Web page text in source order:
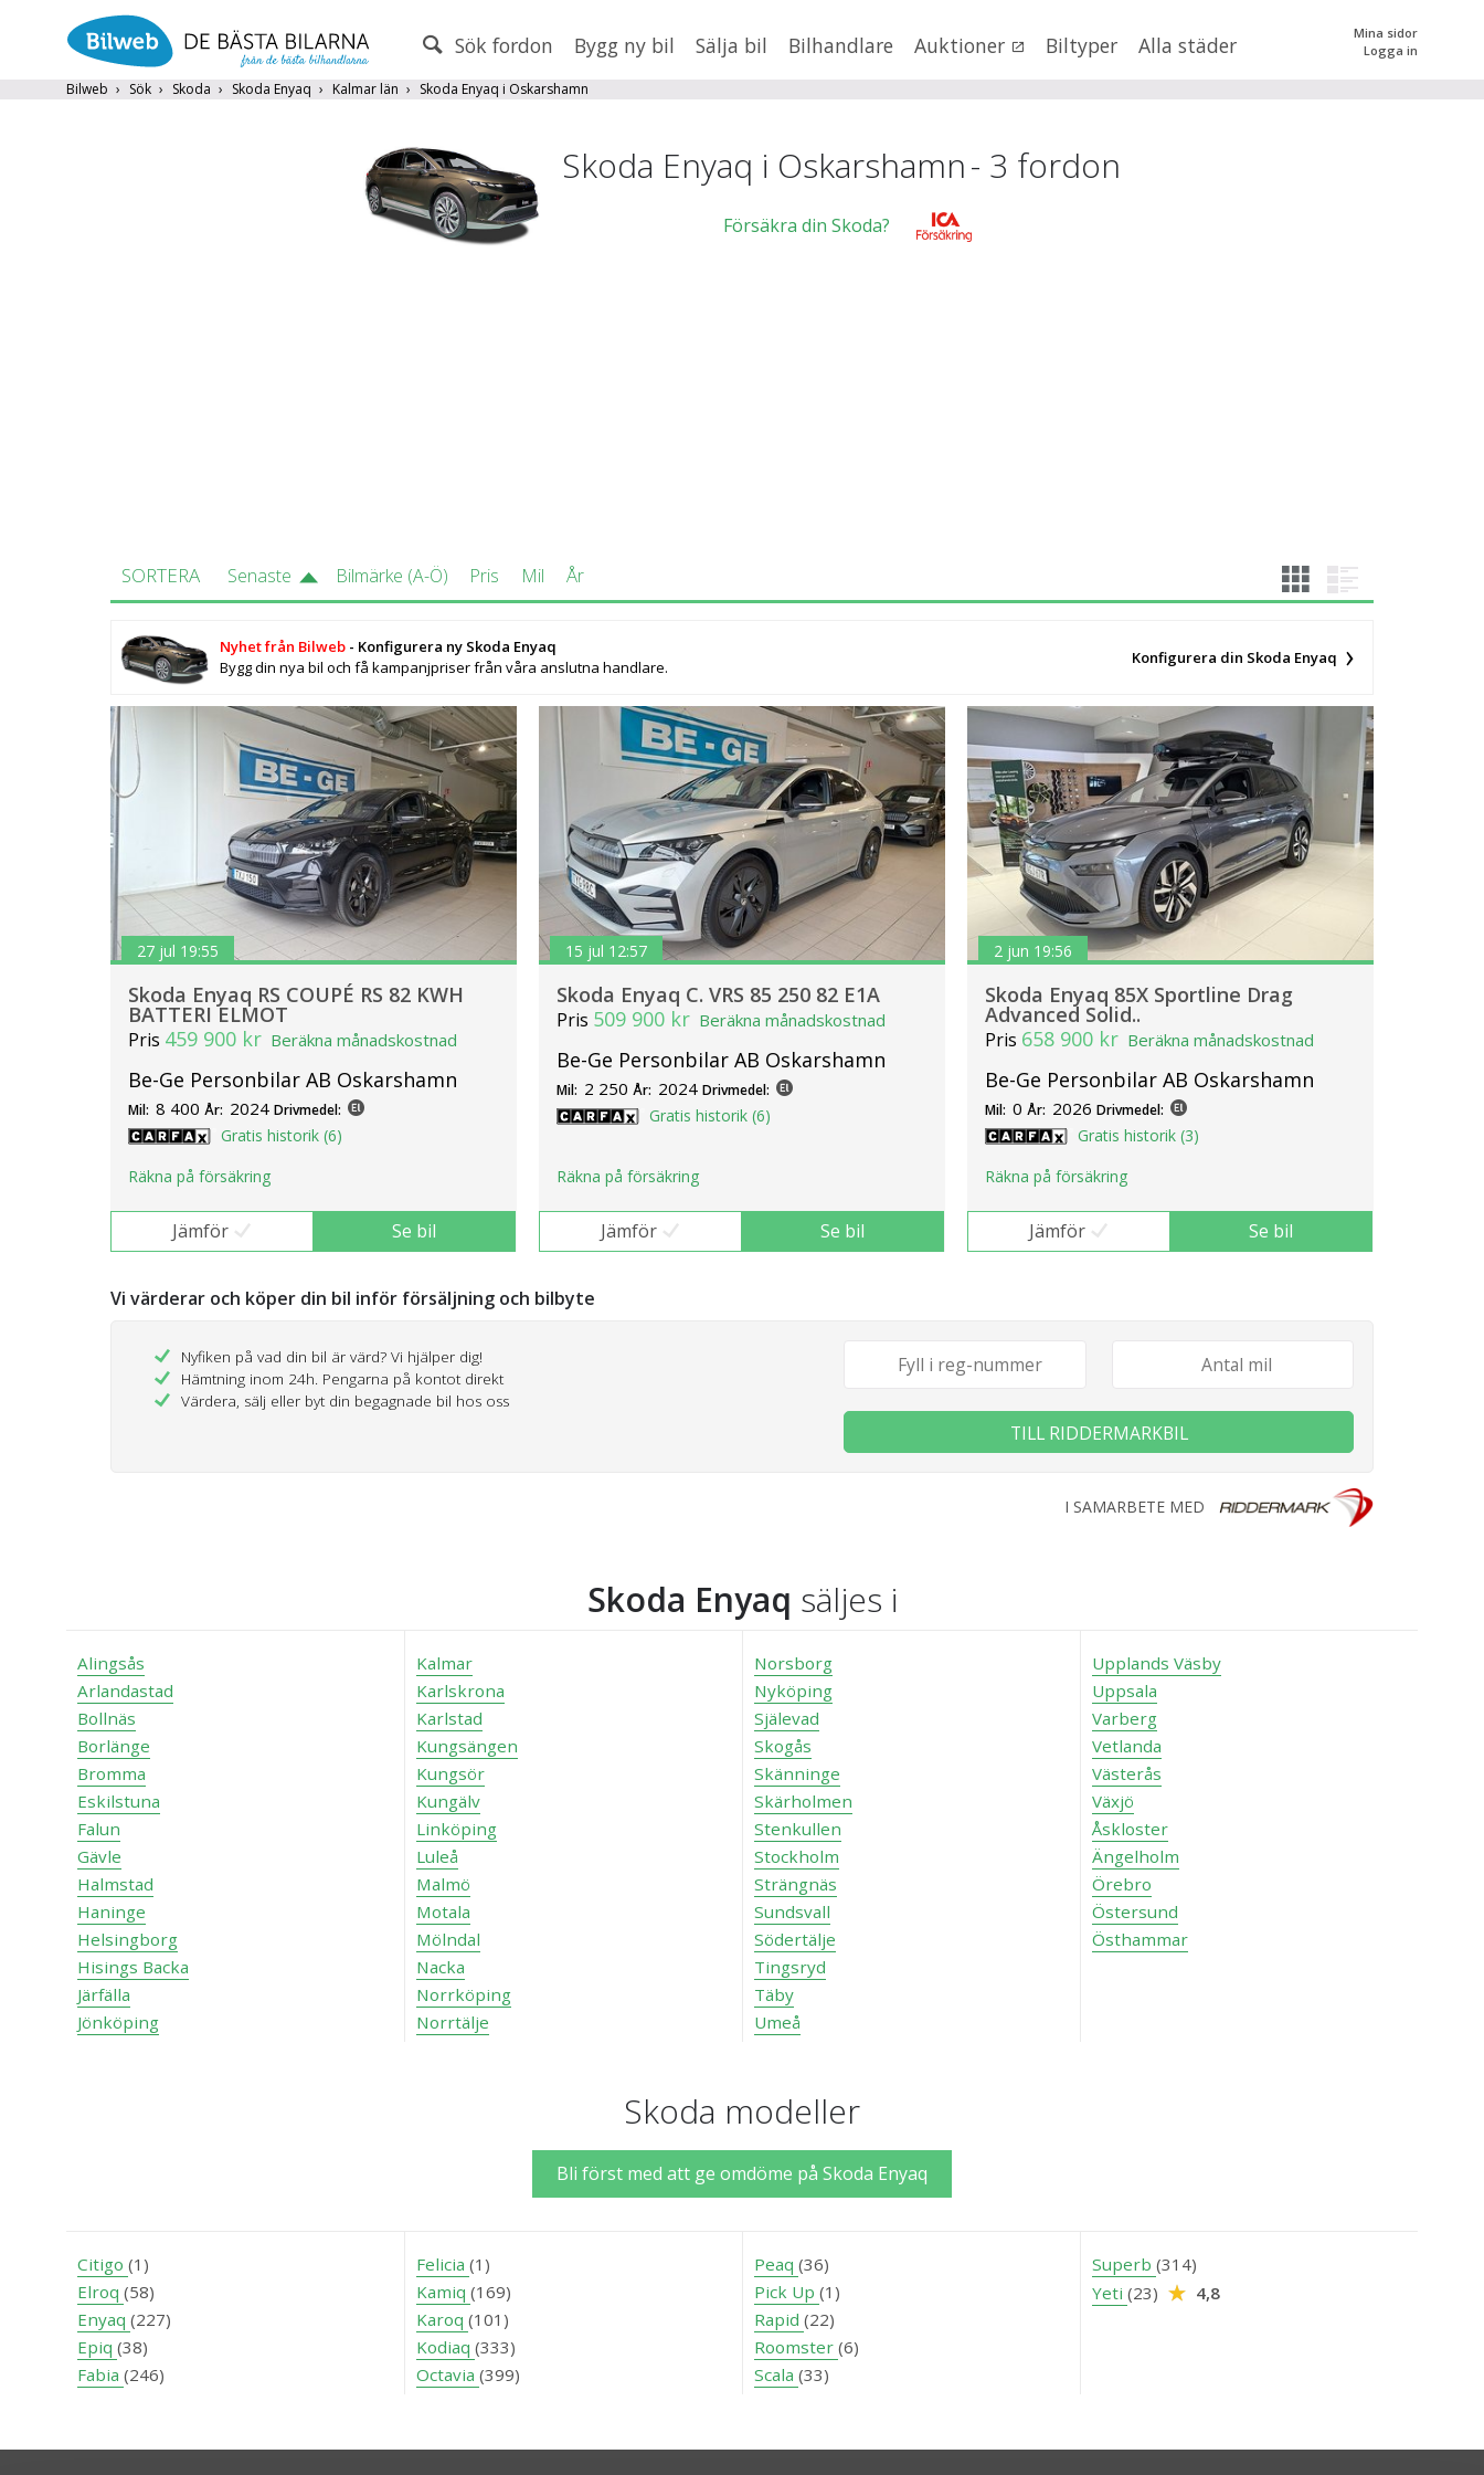
Sök fordon Bygg ny bil Sälja bil Bilhandlare Auktioner Biltyper Alla städer
Mina sidor
Logga in
Bilweb Sök Skoda Skoda Enyaq Kalmar län Skoda Enyaq i Oskarshamn
Endast fordon från MRF-anslutna handlare
Fritext
0 kr tillmer än 500000
Skoda Enyaq i Oskarshamn- 3 fordon
Försäkra din Skoda?
SORTERA Senaste Bilmärke (A-Ö) Pris Mil År
Nyhet från Bilweb - Konfigurera ny Skoda Enyaq
Bygg din nya bil och få kampanjpriser från våra anslutna handlare.
Konfigurera din Skoda Enyaq
27 jul 19:55
Skoda Enyaq RS COUPÉ RS 82 KWH
BATTERI ELMOT
Pris 459 900 kr Beräkna månadskostnad
Be-Ge Personbilar AB Oskarshamn
Mil: 8 400 År: 2024 Drivmedel:
Gratis historik (6)
Räkna på försäkring
Jämför Se bil
15 jul 12:57
Skoda Enyaq C. VRS 85 250 82 E1A
Pris 509 900 kr Beräkna månadskostnad
Be-Ge Personbilar AB Oskarshamn
Mil: 2 250 År: 2024 Drivmedel:
Gratis historik (6)
Räkna på försäkring
Jämför Se bil
2 jun 19:56
Skoda Enyaq 85X Sportline Drag
Advanced Solid..
Pris 658 900 kr Beräkna månadskostnad
Be-Ge Personbilar AB Oskarshamn
Mil: 0 År: 2026 Drivmedel:
Gratis historik (3)
Räkna på försäkring
Jämför Se bil
Vi värderar och köper din bil inför försäljning och bilbyte
Nyfiken på vad din bil är värd? Vi hjälper dig!
Hämtning inom 24h. Pengarna på kontot direkt
Värdera, sälj eller byt din begagnade bil hos oss
TILL RIDDERMARKBIL
I SAMARBETE MED
Skoda Enyaq säljes i
Alingsås
Arlandastad
Bollnäs
Borlänge
Bromma
Eskilstuna
Falun
Gävle
Halmstad
Haninge
Helsingborg
Hisings Backa
Järfälla
Jönköping
Kalmar
Karlskrona
Karlstad
Kungsängen
Kungsör
Kungälv
Linköping
Luleå
Malmö
Motala
Mölndal
Nacka
Norrköping
Norrtälje
Norsborg
Nyköping
Själevad
Skogås
Skänninge
Skärholmen
Stenkullen
Stockholm
Strängnäs
Sundsvall
Södertälje
Tingsryd
Täby
Umeå
Upplands Väsby
Uppsala
Varberg
Vetlanda
Västerås
Växjö
Åskloster
Ängelholm
Örebro
Östersund
Östhammar
Skoda modeller
Bli först med att ge omdöme på Skoda Enyaq
Citigo (1)
Elroq (58)
Enyaq (227)
Epiq (38)
Fabia (246)
Felicia (1)
Kamiq (169)
Karoq (101)
Kodiaq (333)
Octavia (399)
Peaq (36)
Pick Up (1)
Rapid (22)
Roomster (6)
Scala (33)
Superb (314)
Yeti (23) 4,8